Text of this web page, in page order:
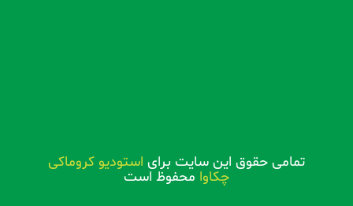
تمامی حقوق این سایت برای استودیو کروماکی
چکاوا محفوظ است